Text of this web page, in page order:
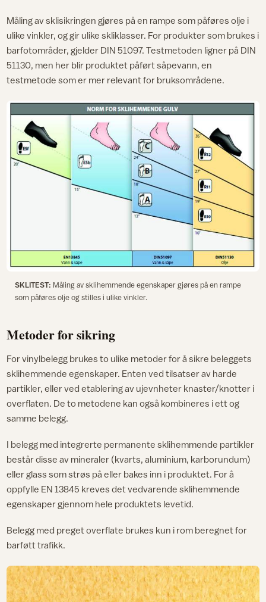
Måling av sklisikringen gjøres på en rampe som påføres olje i
ulike vinkler, og gir ulike skliklasser. For produkter som brukes i
barfotområder, gjelder DIN 51097. Testmetoden ligner på DIN
51130, men her blir produktet påført såpevann, en
testmetode som er mer relevant for bruksområdene.
SKLITEST: Måling av sklihemmende egenskaper gjøres på en rampe
som påføres olje og stilles i ulike vinkler.
Metoder for sikring
For vinylbelegg brukes to ulike metoder for å sikre beleggets
sklihemmende egenskaper. Enten ved tilsatser av harde
partikler, eller ved etablering av ujevnheter knaster/knotter i
overflaten. De to metodene kan også kombineres i ett og
samme belegg.
I belegg med integrerte permanente sklihemmende partikler
består disse av mineraler (kvarts, aluminium, karborundum)
eller glass som strøs på eller bakes inn i produktet. For å
oppfylle EN 13845 kreves det vedvarende sklihemmende
egenskaper gjennom hele produktets levetid.
Belegg med preget overflate brukes kun i rom beregnet for
barføtt trafikk.